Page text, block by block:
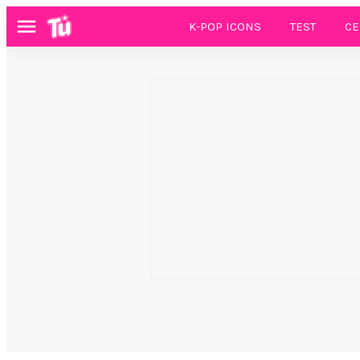
Menú K-POP ICONS TEST